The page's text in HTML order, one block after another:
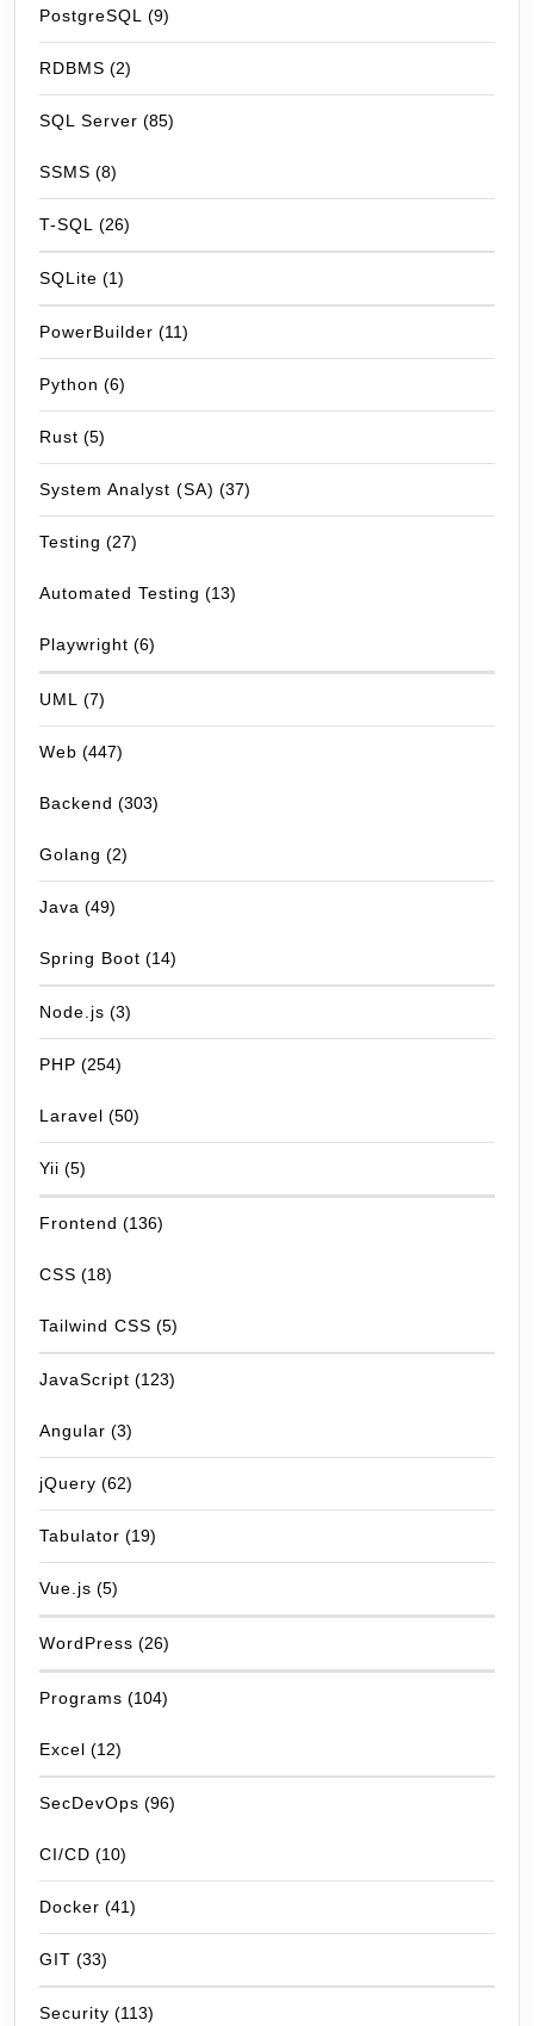
PostgreSQL (9)
RDBMS (2)
SQL Server (85)
SSMS (8)
T-SQL (26)
SQLite (1)
PowerBuilder (11)
Python (6)
Rust (5)
System Analyst (SA) (37)
Testing (27)
Automated Testing (13)
Playwright (6)
UML (7)
Web (447)
Backend (303)
Golang (2)
Java (49)
Spring Boot (14)
Node.js (3)
PHP (254)
Laravel (50)
Yii (5)
Frontend (136)
CSS (18)
Tailwind CSS (5)
JavaScript (123)
Angular (3)
jQuery (62)
Tabulator (19)
Vue.js (5)
WordPress (26)
Programs (104)
Excel (12)
SecDevOps (96)
CI/CD (10)
Docker (41)
GIT (33)
Security (113)